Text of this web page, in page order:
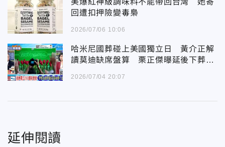
美爆紅神級調味料不能帶回台灣 她寄
回遭扣押險變毒梟
2026/07/06 10:06
哈米尼國葬碰上美國獨立日 黃介正解
讀莫迪缺席盤算 栗正傑曝延後下葬三
2026/07/04 20:07
延伸閱讀